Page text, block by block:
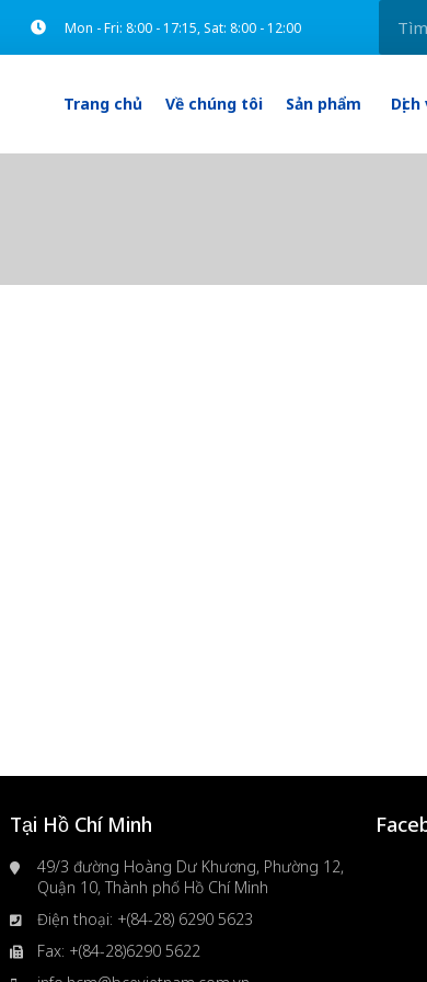
Mon - Fri: 8:00 - 17:15, Sat: 8:00 - 12:00
Trang chủ Về chúng tôi Sản phẩm Dịch
Tại Hồ Chí Minh
49/3 đường Hoàng Dư Khương, Phường 12,
Quận 10, Thành phố Hồ Chí Minh
Điện thoại: +(84-28) 6290 5623
Fax: +(84-28)6290 5622